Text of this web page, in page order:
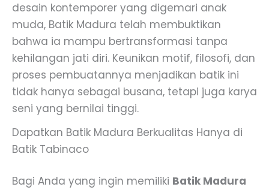
desain kontemporer yang digemari anak
muda, Batik Madura telah membuktikan
bahwa ia mampu bertransformasi tanpa
kehilangan jati diri. Keunikan motif, filosofi, dan
proses pembuatannya menjadikan batik ini
tidak hanya sebagai busana, tetapi juga karya
seni yang bernilai tinggi.
Dapatkan Batik Madura Berkualitas Hanya di
Batik Tabinaco
Bagi Anda yang ingin memiliki Batik Madura